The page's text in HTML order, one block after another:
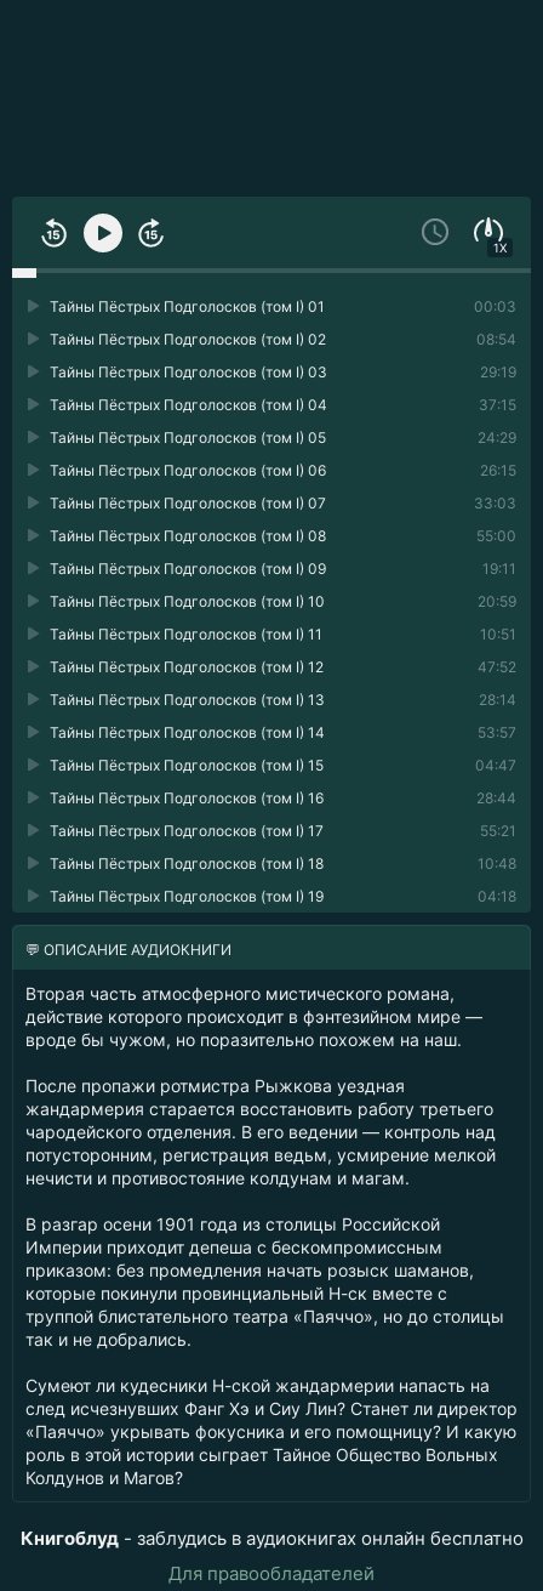
1X
00:03
Тайны Пёстрых Подголосков (том I) 01
08:54
Тайны Пёстрых Подголосков (том I) 02
29:19
Тайны Пёстрых Подголосков (том I) 03
37:15
Тайны Пёстрых Подголосков (том I) 04
24:29
Тайны Пёстрых Подголосков (том I) 05
26:15
Тайны Пёстрых Подголосков (том I) 06
33:03
Тайны Пёстрых Подголосков (том I) 07
55:00
Тайны Пёстрых Подголосков (том I) 08
19:11
Тайны Пёстрых Подголосков (том I) 09
20:59
Тайны Пёстрых Подголосков (том I) 10
10:51
Тайны Пёстрых Подголосков (том I) 11
47:52
Тайны Пёстрых Подголосков (том I) 12
28:14
Тайны Пёстрых Подголосков (том I) 13
53:57
Тайны Пёстрых Подголосков (том I) 14
04:47
Тайны Пёстрых Подголосков (том I) 15
28:44
Тайны Пёстрых Подголосков (том I) 16
55:21
Тайны Пёстрых Подголосков (том I) 17
10:48
Тайны Пёстрых Подголосков (том I) 18
04:18
Тайны Пёстрых Подголосков (том I) 19
💬 ОПИСАНИЕ АУДИОКНИГИ
Вторая часть атмосферного мистического романа,
действие которого происходит в фэнтезийном мире —
вроде бы чужом, но поразительно похожем на наш.
После пропажи ротмистра Рыжкова уездная
жандармерия старается восстановить работу третьего
чародейского отделения. В его ведении — контроль над
потусторонним, регистрация ведьм, усмирение мелкой
нечисти и противостояние колдунам и магам.
В разгар осени 1901 года из столицы Российской
Империи приходит депеша с бескомпромиссным
приказом: без промедления начать розыск шаманов,
которые покинули провинциальный Н-ск вместе с
труппой блистательного театра «Паяччо», но до столицы
так и не добрались.
Сумеют ли кудесники Н-ской жандармерии напасть на
след исчезнувших Фанг Хэ и Сиу Лин? Станет ли директор
«Паяччо» укрывать фокусника и его помощницу? И какую
роль в этой истории сыграет Тайное Общество Вольных
Колдунов и Магов?
Книгоблуд- заблудись в аудиокнигах онлайн бесплатно
Для правообладателей